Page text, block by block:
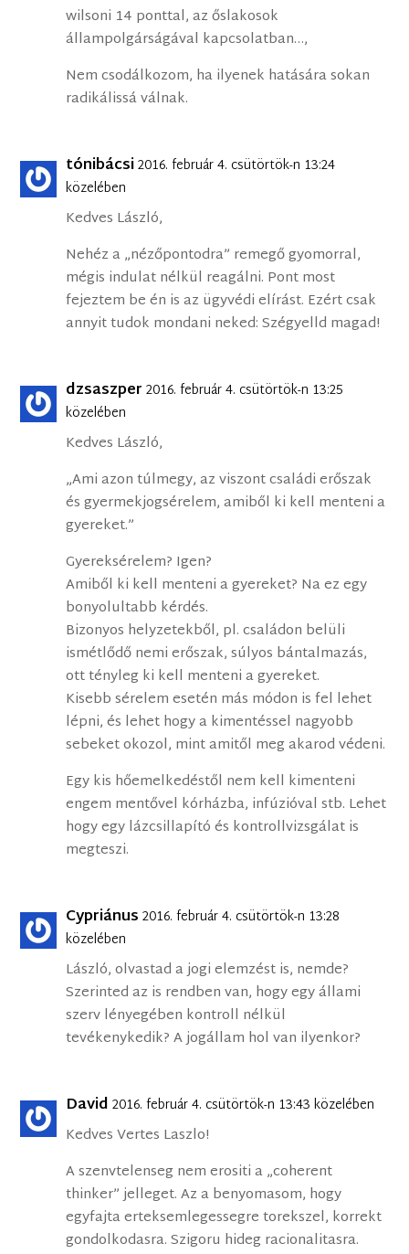
wilsoni 14 ponttal, az őslakosok
állampolgárságával kapcsolatban…,
Nem csodálkozom, ha ilyenek hatására sokan
radikálissá válnak.
tónibácsi2016. február 4. csütörtök-n 13:24
közelében
Kedves László,
Nehéz a „nézőpontodra” remegő gyomorral,
mégis indulat nélkül reagálni. Pont most
fejeztem be én is az ügyvédi elírást. Ezért csak
annyit tudok mondani neked: Szégyelld magad!
dzsaszper 2016. február 4. csütörtök-n 13:25
közelében
Kedves László,
„Ami azon túlmegy, az viszont családi erőszak
és gyermekjogsérelem, amiből ki kell menteni a
gyereket.”
Gyereksérelem? Igen?
Amiből ki kell menteni a gyereket? Na ez egy
bonyolultabb kérdés.
Bizonyos helyzetekből, pl. családon belüli
ismétlődő nemi erőszak, súlyos bántalmazás,
ott tényleg ki kell menteni a gyereket.
Kisebb sérelem esetén más módon is fel lehet
lépni, és lehet hogy a kimentéssel nagyobb
sebeket okozol, mint amitől meg akarod védeni.
Egy kis hőemelkedéstől nem kell kimenteni
engem mentővel kórházba, infúzióval stb. Lehet
hogy egy lázcsillapító és kontrollvizsgálat is
megteszi.
Cypriánus 2016. február 4. csütörtök-n 13:28
közelében
László, olvastad a jogi elemzést is, nemde?
Szerinted az is rendben van, hogy egy állami
szerv lényegében kontroll nélkül
tevékenykedik? A jogállam hol van ilyenkor?
David 2016. február 4. csütörtök-n 13:43 közelében
Kedves Vertes Laszlo!
A szenvtelenseg nem erositi a „coherent
thinker” jelleget. Az a benyomasom, hogy
egyfajta erteksemlegessegre torekszel, korrekt
gondolkodasra. Szigoru hideg racionalitasra.